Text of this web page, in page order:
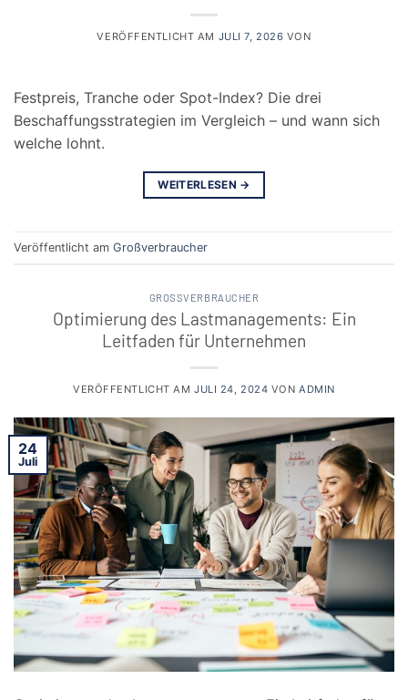
VERÖFFENTLICHT AM JULI 7, 2026 VON
Festpreis, Tranche oder Spot-Index? Die drei
Beschaffungsstrategien im Vergleich – und wann sich
welche lohnt.
WEITERLESEN →
Veröffentlicht am Großverbraucher
GROSSVERBRAUCHER
Optimierung des Lastmanagements: Ein
Leitfaden für Unternehmen
VERÖFFENTLICHT AMJULI 24, 2024 VONADMIN
24
Juli